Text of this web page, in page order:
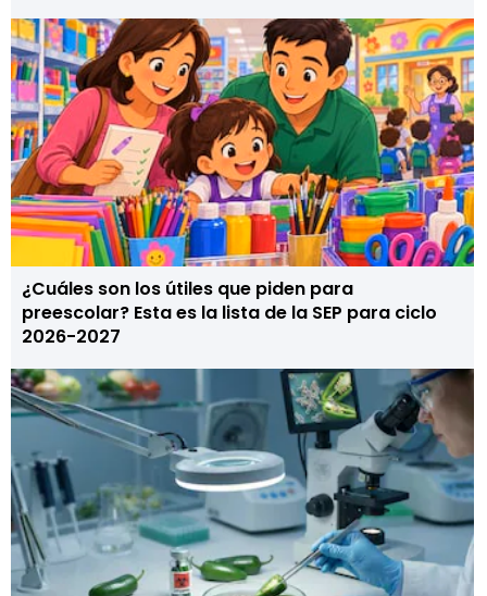
¿Cuáles son los útiles que piden para
preescolar? Esta es la lista de la SEP para ciclo
2026-2027